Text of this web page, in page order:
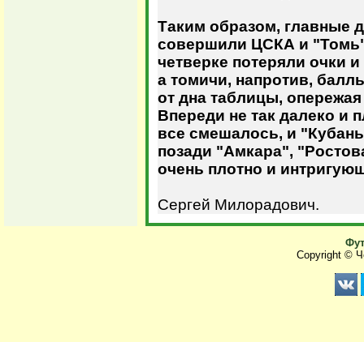
Таким образом, главные
совершили ЦСКА и
четверке потеряли очки
а томичи, напротив,
от дна таблицы,
Впереди не так далеко и
все смешалось, и
позади "Амкара",
очень плотно и
Сергей Милорадович.
Copyright ©